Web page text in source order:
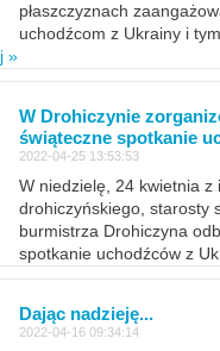
płaszczyznach
uchodźcom z Ukrainy i
»
W Drohiczynie
świąteczne spotkanie
2022-04-25 13:53:53
W niedzielę, 24 kwietnia z
drohiczyńskiego, starosty
burmistrza Drohiczyna
spotkanie uchodźców z
Dając nadzieję...
2022-04-16 09:34:14